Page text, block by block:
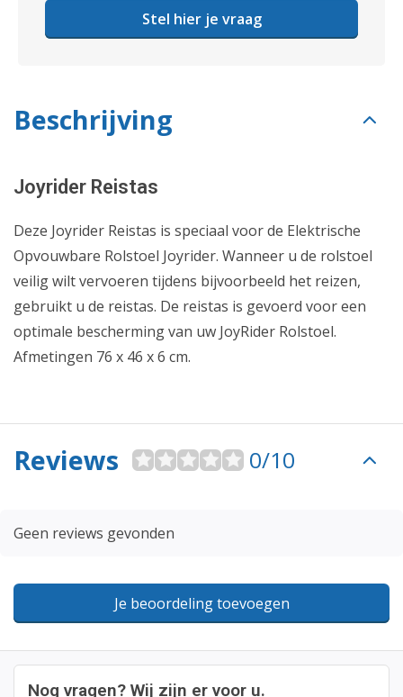
Stel hier je vraag
Beschrijving
Joyrider Reistas
Deze Joyrider Reistas is speciaal voor de Elektrische
Opvouwbare Rolstoel Joyrider. Wanneer u de rolstoel
veilig wilt vervoeren tijdens bijvoorbeeld het reizen,
gebruikt u de reistas. De reistas is gevoerd voor een
optimale bescherming van uw JoyRider Rolstoel.
Afmetingen 76 x 46 x 6 cm.
Nog vragen? Wij zijn er voor u.
Reviews 0/10
Geen reviews gevonden
Je beoordeling toevoegen